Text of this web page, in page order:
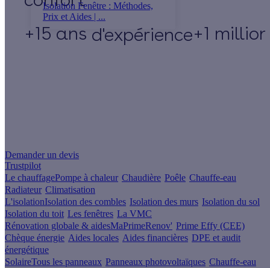
Isolation Fenêtre : Méthodes,
Prix et Aides | ...
+15 ans d'expérience+1
Demander un devis
Trustpilot
Le chauffagePompe à chaleur Chaudière Poêle Chauffe-eau
Radiateur Climatisation
L'isolationIsolation des combles Isolation des murs Isolation du sol
Isolation du toit Les fenêtres La VMC
Rénovation globale & aidesMaPrimeRenov' Prime Effy (CEE)
Chèque énergie Aides locales Aides financières DPE et audit
énergétique
SolaireTous les panneaux Panneaux photovoltaïques Chauffe-eau